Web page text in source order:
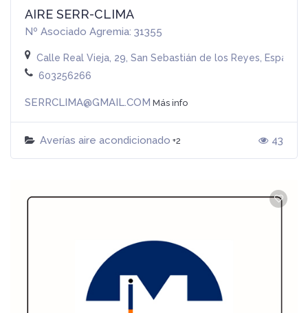
AIRE SERR-CLIMA
Nº Asociado Agremia: 31355
Calle Real Vieja, 29, San Sebastián de los Reyes, España
603256266
SERRCLIMA@GMAIL.COM Más info
Averías aire acondicionado +2 43